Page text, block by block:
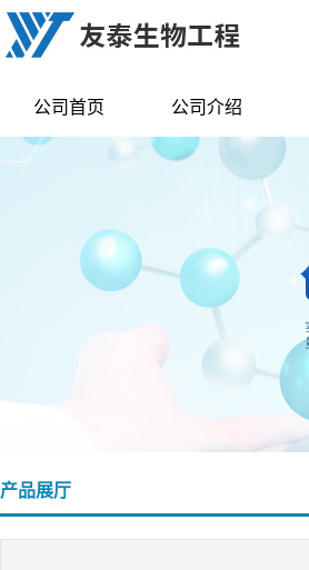
公司首页 公司介绍
产品展厅